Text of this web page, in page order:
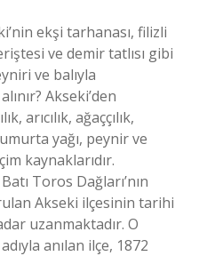
ekşi tarhanası, filizli
ve demir tatlısı gibi
ve balıyla
Akseki’den
arıcılık, ağaççılık,
yağı, peynir ve
kaynaklarıdır.
Toros Dağları’nın
Akseki ilçesinin tarihi
uzanmaktadır. O
anılan ilçe, 1872